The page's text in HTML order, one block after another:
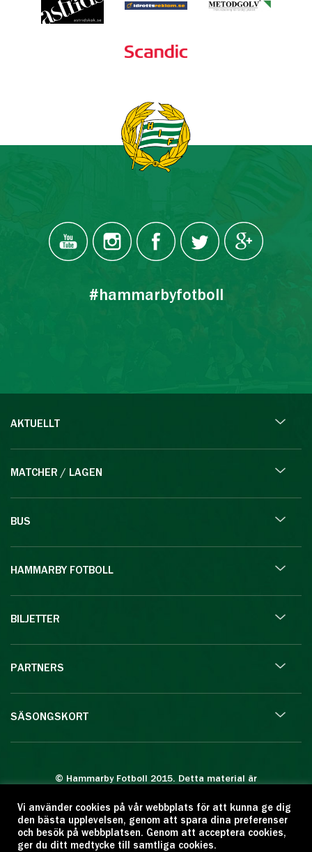
#hammarbyfotboll
AKTUELLT
MATCHER / LAGEN
BUS
HAMMARBY FOTBOLL
BILJETTER
PARTNERS
SÄSONGSKORT
© Hammarby Fotboll 2015. Detta material är
Eftertryck eller annan kopiering är förbjuden.
Citera oss gärna men ange källan:
www.hammarbyfotboll.se. Ansvarig utgivare:
Vi använder cookies på vår webbplats för att kunna ge dig
den bästa upplevelsen, genom att spara dina preferenser
och besök på webbplatsen. Genom att acceptera cookies,
ger du ditt medtycke till samtliga cookies.